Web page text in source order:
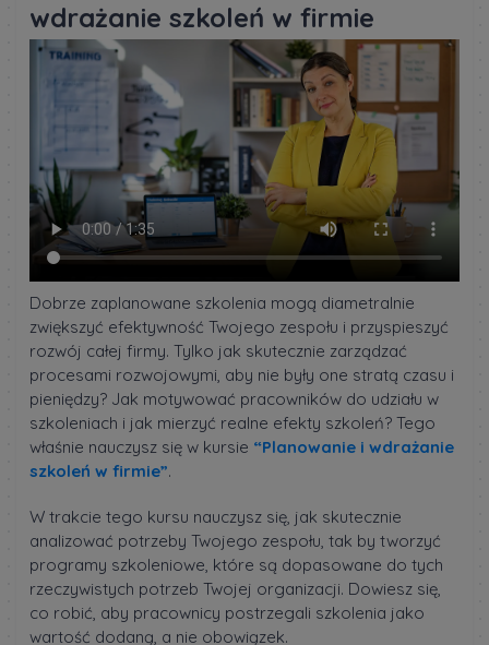
wdrażanie szkoleń w firmie
Dobrze zaplanowane szkolenia mogą diametralnie
zwiększyć efektywność Twojego zespołu i przyspieszyć
rozwój całej firmy. Tylko jak skutecznie zarządzać
procesami rozwojowymi, aby nie były one stratą czasu i
pieniędzy? Jak motywować pracowników do udziału w
szkoleniach i jak mierzyć realne efekty szkoleń? Tego
właśnie nauczysz się w kursie “Planowanie i wdrażanie
szkoleń w firmie”.
W trakcie tego kursu nauczysz się, jak skutecznie
analizować potrzeby Twojego zespołu, tak by tworzyć
programy szkoleniowe, które są dopasowane do tych
rzeczywistych potrzeb Twojej organizacji. Dowiesz się,
co robić, aby pracownicy postrzegali szkolenia jako
wartość dodaną, a nie obowiązek.